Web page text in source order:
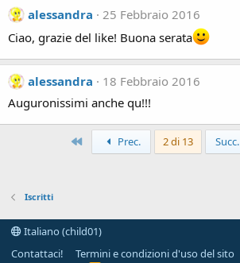
alessandra
25 Febbraio 2016
Ciao, grazie del like! Buona serata
alessandra
18 Febbraio 2016
Auguronissimi anche qu!!!
Primo Prec. 2 di 13 Succ.
Iscritti
Italiano (child01)
Contattaci!
Termini e condizioni d'uso del sito